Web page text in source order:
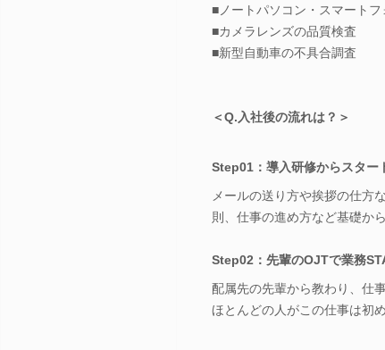
■ノートパソコン・スマート
■カメラレンズの品質検査
■新型自動車の不具合調査
＜Q.入社後の流れは？＞
Step01：導入研修からスター
メールの送り方や挨拶の仕方
則、仕事の進め方など基礎か
Step02：先輩のOJTで業務
配属先の先輩から教わり、仕
ほとんどの人がこの仕事は初